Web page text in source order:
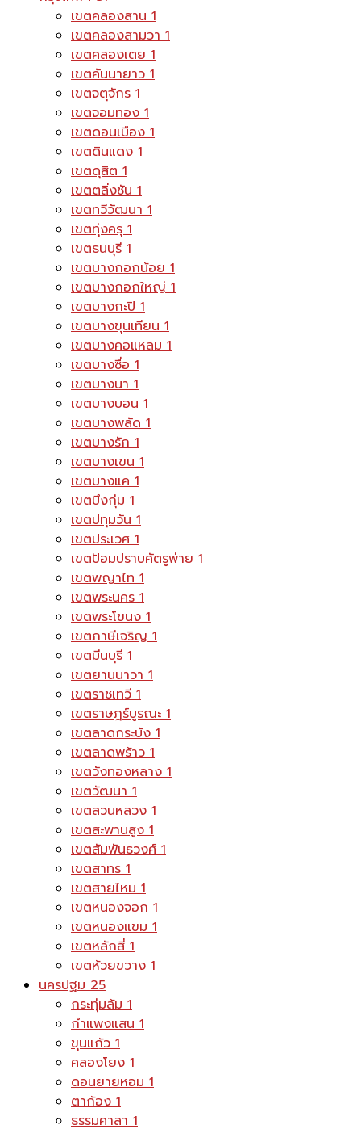
เขตคลองสาน1
เขตคลองสามวา1
เขตคลองเตย1
เขตคันนายาว1
เขตจตุจักร1
เขตจอมทอง1
เขตดอนเมือง1
เขตดินแดง1
เขตดุสิต1
เขตตลิ่งชัน1
เขตทวีวัฒนา1
เขตทุ่งครุ1
เขตธนบุรี1
เขตบางกอกน้อย1
เขตบางกอกใหญ่1
เขตบางกะปิ1
เขตบางขุนเทียน1
เขตบางคอแหลม1
เขตบางซื่อ1
เขตบางนา1
เขตบางบอน1
เขตบางพลัด1
เขตบางรัก1
เขตบางเขน1
เขตบางแค1
เขตบึงกุ่ม1
เขตปทุมวัน1
เขตประเวศ1
เขตป้อมปราบศัตรูพ่าย1
เขตพญาไท1
เขตพระนคร1
เขตพระโขนง1
เขตภาษีเจริญ1
เขตมีนบุรี1
เขตยานนาวา1
เขตราชเทวี1
เขตราษฎร์บูรณะ1
เขตลาดกระบัง1
เขตลาดพร้าว1
เขตวังทองหลาง1
เขตวัฒนา1
เขตสวนหลวง1
เขตสะพานสูง1
เขตสัมพันธวงศ์1
เขตสาทร1
เขตสายไหม1
เขตหนองจอก1
เขตหนองแขม1
เขตหลักสี่1
เขตห้วยขวาง1
นครปฐม25
กระทุ่มล้ม1
กำแพงแสน1
ขุนแก้ว1
คลองโยง1
ดอนยายหอม1
ตาก้อง1
ธรรมศาลา1